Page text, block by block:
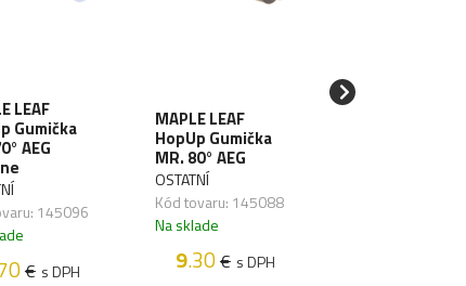
LEAF
Gumička
AEG
145096
€ s DPH
MAPLE LEAF
HopUp Gumička
MR. 80° AEG
OSTATNÍ
Kód tovaru: 145088
Na sklade
9.30€ s DPH
MAPLE LEAF